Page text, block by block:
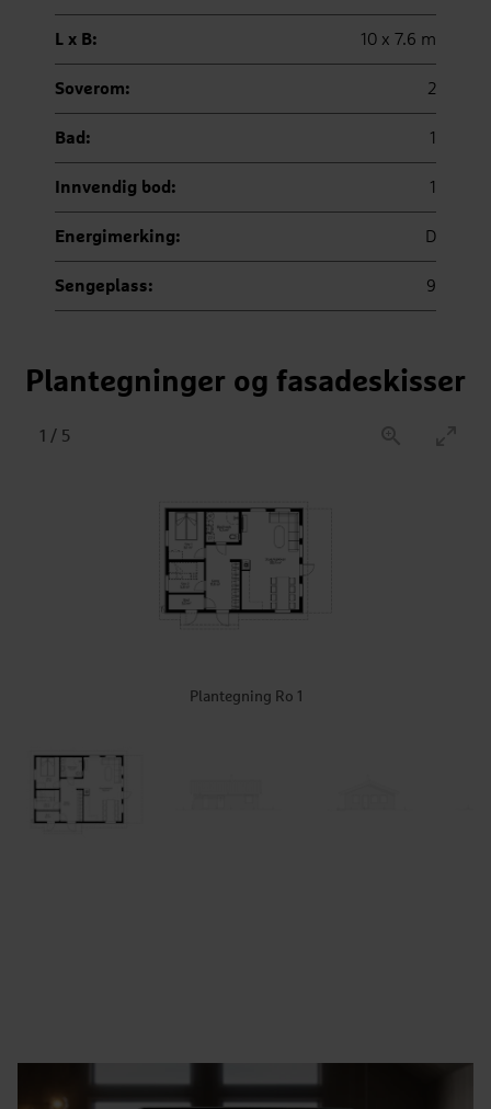
L x B: 10 x 7.6 m
Soverom: 2
Bad: 1
Innvendig bod: 1
Energimerking: D
Sengeplass: 9
Plantegninger og fasadeskisser
1 / 5
Plantegning Ro 1